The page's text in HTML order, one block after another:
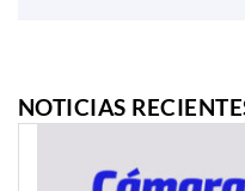
NOTICIAS